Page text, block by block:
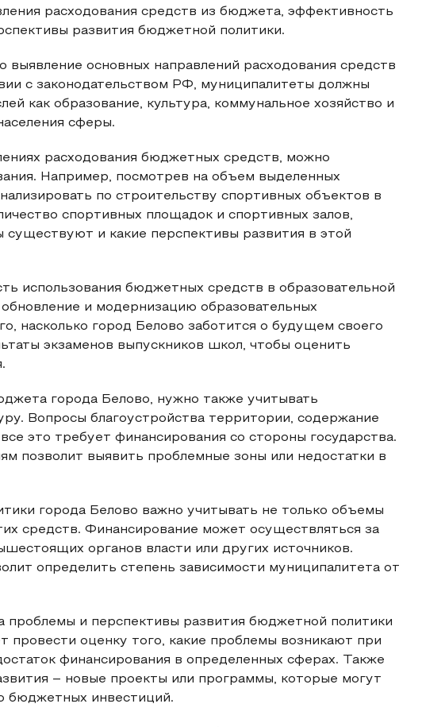
расходования средств из бюджета, эффективность
развития бюджетной политики.
выявление основных направлений расходования средств
с законодательством РФ, муниципалитеты должны
как образование, культура, коммунальное хозяйство и
сферы.
расходования бюджетных средств, можно
Например, посмотрев на объем выделенных
по строительству спортивных объектов в
спортивных площадок и спортивных залов,
существуют и какие перспективы развития в этой
использования бюджетных средств в образовательной
и модернизацию образовательных
насколько город Белово заботится о будущем своего
экзаменов выпускников школ, чтобы оценить
города Белово, нужно также учитывать
Вопросы благоустройства территории, содержание
это требует финансирования со стороны государства.
позволит выявить проблемные зоны или недостатки в
города Белово важно учитывать не только объемы
средств. Финансирование может осуществляться за
органов власти или других источников.
определить степень зависимости муниципалитета от
проблемы и перспективы развития бюджетной политики
провести оценку того, какие проблемы возникают при
финансирования в определенных сферах. Также
– новые проекты или программы, которые могут
бюджетных инвестиций.